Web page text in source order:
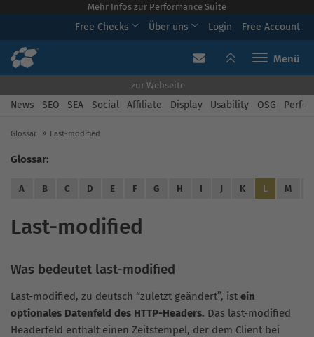
Mehr Infos zur Performance Suite
Free Checks Über uns Login Free Account
Toggle
zur Webseite
News SEO SEA Social Affiliate Display Usability OSG
Glossar Last-modified
Glossar:
A B C D E F G H I J K L M
Last-modified
Was bedeutet last-modified
Last-modified, zu deutsch “zuletzt geändert”, ist ein
optionales Datenfeld des HTTP-Headers. Das last-modified
Headerfeld enthält einen Zeitstempel, der dem Client bei